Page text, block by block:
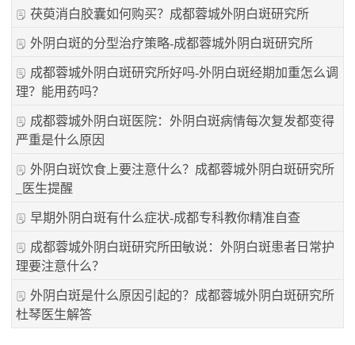
茯萸消白胶囊如何购买？成都蓉城外阴白斑研究所
外阴白斑的分型治疗策略-成都蓉城外阴白斑研究所
成都蓉城外阴白斑研究所好吗-外阴白斑经期加重怎么调
理？能用药吗？
成都蓉城外阴白斑医院：外阴白斑病情每次复发都变得
严重是什么原因
外阴白斑饮食上要注意什么？成都蓉城外阴白斑研究所
_医生提醒
早期外阴白斑有什么症状-成都专科教你精准自查
成都蓉城外阴白斑研究所田敏说：外阴白斑患者日常护
理要注意什么？
外阴白斑是什么原因引起的？成都蓉城外阴白斑研究所
杜琴医生解答